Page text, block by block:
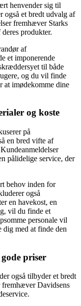
henvender sig til
også et bredt udvalg af
fremhæver Starks
produkter.
af
et imponerende
til både
og du vil finde
at imødekomme dine
og koste
på
en bred vifte af
pålidelige service, der
behov inden for
også
en havekost, en
vil du finde et
personale vil
dig med at finde den
priser
også tilbyder et bredt
fremhæver Davidsens